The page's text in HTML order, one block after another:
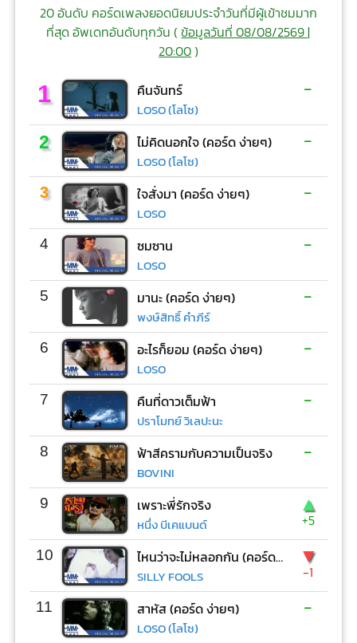
20 อันดับ คอร์ดเพลงยอดนิยมประจำวันที่มีผู้เข้าชมมาก
ที่สุด อัพเดทอันดับทุกวัน (ข้อมูลวันที่ 08/08/2569 |
20:00)
1 คืนจันทร์
LOSO (โลโซ)
-
2 ไม่คิดนอกใจ (คอร์ด ง่ายๆ)
LOSO (โลโซ)
-
3 ใจสั่งมา (คอร์ด ง่ายๆ)
LOSO
-
4 ซมซาน
LOSO
-
5 มานะ (คอร์ด ง่ายๆ)
พงษ์สิทธิ์ คำภีร์
-
6 อะไรก็ยอม (คอร์ด ง่ายๆ)
LOSO
-
7 คืนที่ดาวเต็มฟ้า
ปราโมทย์ วิเลปะนะ
-
8 ฟ้าสีครามกับความเป็นจริง
BOVINI
-
9 เพราะพี่รักจริง
หนึ่ง บีเคแบนด์
▲
+5
10 ไหนว่าจะไม่หลอกกัน (คอร์ด ง่ายๆ)
SILLY FOOLS
▼
-1
11 สาหัส (คอร์ด ง่ายๆ)
LOSO (โลโซ)
-